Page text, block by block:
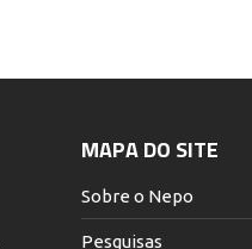
MAPA DO SITE
Sobre o Nepo
Pesquisas